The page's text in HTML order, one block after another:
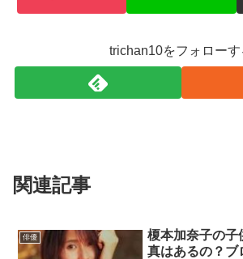
trichan10をフォローす
関連記事
俳優
榎本加奈子の子
真はあるの？ブ